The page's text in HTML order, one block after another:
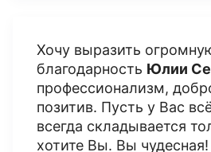
Хочу выразить
благодарность Юлии
профессионализм,
позитив. Пусть у Вас
всегда складывается
хотите Вы. Вы